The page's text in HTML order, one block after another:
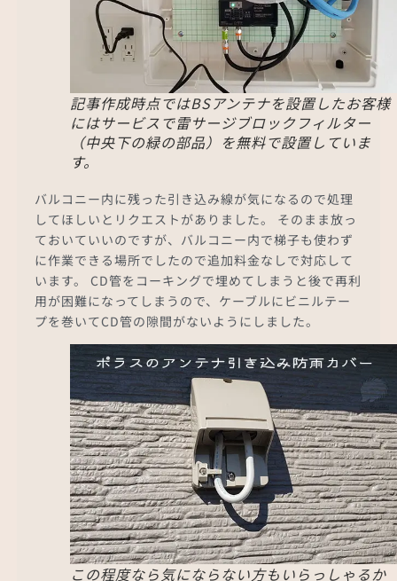
記事作成時点ではBSアンテナを設置したお客様
にはサービスで雷サージブロックフィルター
（中央下の緑の部品）を無料で設置していま
す。
バルコニー内に残った引き込み線が気になるので処理
してほしいとリクエストがありました。 そのまま放っ
ておいていいのですが、バルコニー内で梯子も使わず
に作業できる場所でしたので追加料金なしで対応して
います。 CD管をコーキングで埋めてしまうと後で再利
用が困難になってしまうので、ケーブルにビニルテー
プを巻いてCD管の隙間がないようにしました。
この程度なら気にならない方もいらっしゃるか